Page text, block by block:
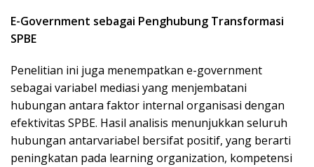
E-Government sebagai Penghubung Transformasi
SPBE
Penelitian ini juga menempatkan e-government
sebagai variabel mediasi yang menjembatani
hubungan antara faktor internal organisasi dengan
efektivitas SPBE. Hasil analisis menunjukkan seluruh
hubungan antarvariabel bersifat positif, yang berarti
peningkatan pada learning organization, kompetensi